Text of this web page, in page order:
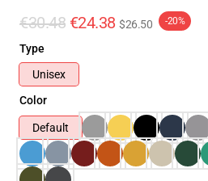
€30.48 €24.38 $26.50 -20%
Type
Unisex
Color
Default